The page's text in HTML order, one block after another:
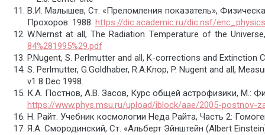
В.И. Малышев, Ст. «Преломления показатель»,
Прохоров. 1988. https://dic.academic.ru/dic.nsf/
W.Nernst at all, The Radiation Temperature of the
84%281995%29.pdf
P.Nugent, S. Perlmutter and all, K-corrections and
S. Perlmutter, G.Goldhaber, R.A.Knop, P. Nugent and all,
v1 8 Dec 1998.
К.А. Постнов, А.В. Засов, Курс общей астрофизики, М.:
https://www.phys.msu.ru/upload/iblock/aae/2005-postnov-
Н. Райт. Учебник космологии Неда Райта, Часть 2:
Я.А. Смородинский, Ст. «Альберт Эйнштейн (Albert